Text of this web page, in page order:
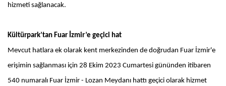
hizmeti sağlanacak.
Kültürpark’tan Fuar İzmir’e geçici hat
Mevcut hatlara ek olarak kent merkezinden de doğrudan Fuar İzmir'e
erişimin sağlanması için 28 Ekim 2023 Cumartesi gününden itibaren
540 numaralı Fuar İzmir - Lozan Meydanı hattı geçici olarak hizmet